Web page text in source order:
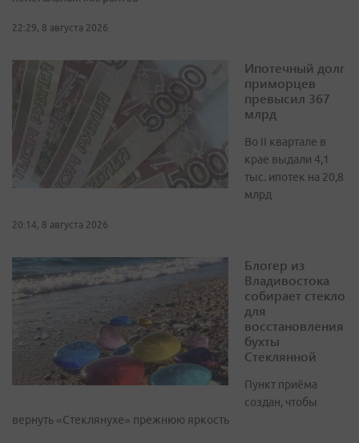
22:29, 8 августа 2026
Ипотечный долг
приморцев
превысил 367
млрд
Во II квартале в
крае выдали 4,1
тыс. ипотек на 20,8
млрд
20:14, 8 августа 2026
Блогер из
Владивостока
собирает стекло
для
восстановления
бухты
Стеклянной
Пункт приёма
создан, чтобы
вернуть «Стеклянухе» прежнюю яркость